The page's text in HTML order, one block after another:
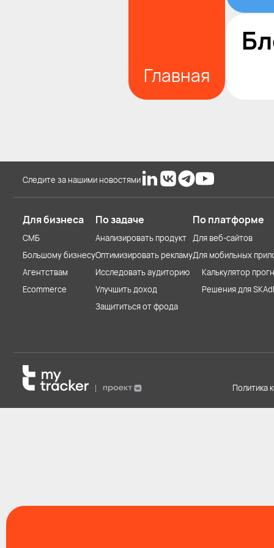
Главная
Следите за нашими новостями
Для бизнеса
СМБ
Большому бизнесу
Агентствам
Ecommerce
По задаче
Анализировать продукт
Оптимизировать рекламу
Исследовать аудиторию
Улучшить доход
Защититься от фрода
По платформе
Для веб-сайтов
Для мобильных
Калькулятор
Решения для
Политика